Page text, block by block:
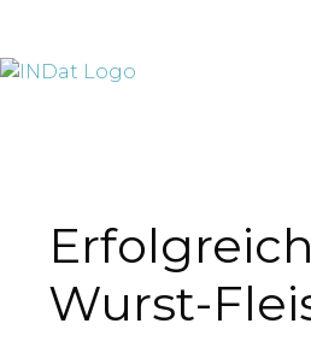
Wurst-